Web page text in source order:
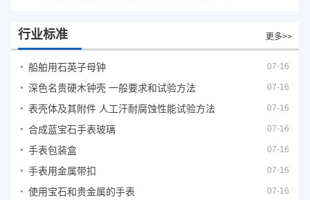
行业标准 更多>>
船舶用石英子母钟 07-16
深色名贵硬木钟壳 一般要求和试验方法 07-16
表壳体及其附件 人工汗耐腐蚀性能试验方法 07-16
合成蓝宝石手表玻璃 07-16
手表包装盒 07-16
手表用金属带扣 07-16
使用宝石和贵金属的手表 07-16